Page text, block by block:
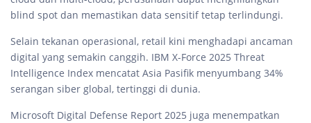
blind spot dan memastikan data sensitif tetap terlindungi.
Selain tekanan operasional, retail kini menghadapi ancaman
digital yang semakin canggih. IBM X-Force 2025 Threat
Intelligence Index mencatat Asia Pasifik menyumbang 34%
serangan siber global, tertinggi di dunia.
Microsoft Digital Defense Report 2025 juga menempatkan